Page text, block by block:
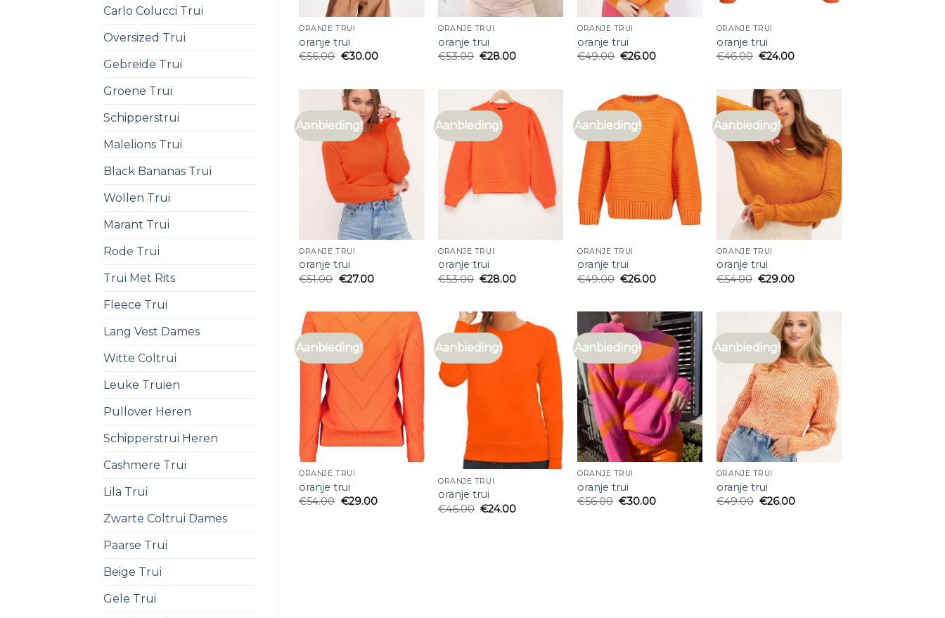
Carlo Colucci Trui
Oversized Trui
Gebreide Trui
Groene Trui
Schipperstrui
Malelions Trui
Black Bananas Trui
Wollen Trui
Marant Trui
Rode Trui
Trui Met Rits
Fleece Trui
Lang Vest Dames
Witte Coltrui
Leuke Truien
Pullover Heren
Schipperstrui Heren
Cashmere Trui
Lila Trui
Zwarte Coltrui Dames
Paarse Trui
Beige Trui
Gele Trui
ORANJE TRUI
oranje trui
€56.00 €30.00
ORANJE TRUI
oranje trui
€53.00 €28.00
ORANJE TRUI
oranje trui
€49.00 €26.00
ORANJE TRUI
oranje trui
€46.00 €24.00
Aanbieding!
ORANJE TRUI
oranje trui
€51.00 €27.00
Aanbieding!
ORANJE TRUI
oranje trui
€53.00 €28.00
Aanbieding!
ORANJE TRUI
oranje trui
€49.00 €26.00
Aanbieding!
ORANJE TRUI
oranje trui
€54.00 €29.00
Aanbieding!
ORANJE TRUI
oranje trui
€54.00 €29.00
Aanbieding!
ORANJE TRUI
oranje trui
€46.00 €24.00
Aanbieding!
ORANJE TRUI
oranje trui
€56.00 €30.00
Aanbieding!
ORANJE TRUI
oranje trui
€49.00 €26.00